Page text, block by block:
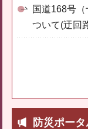
国道168号
ついて(迂回
防災ポータ